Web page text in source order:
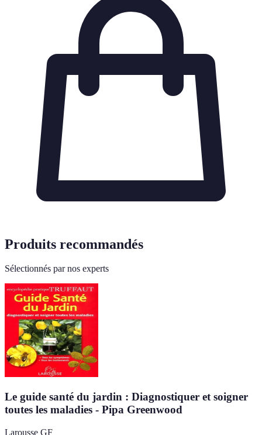
Produits recommandés
Sélectionnés par nos experts
Le guide santé du jardin : Diagnostiquer et soigner
toutes les maladies - Pipa Greenwood
Larousse GF